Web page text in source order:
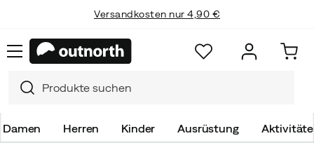
Damen Herren Kinder Ausrüstung